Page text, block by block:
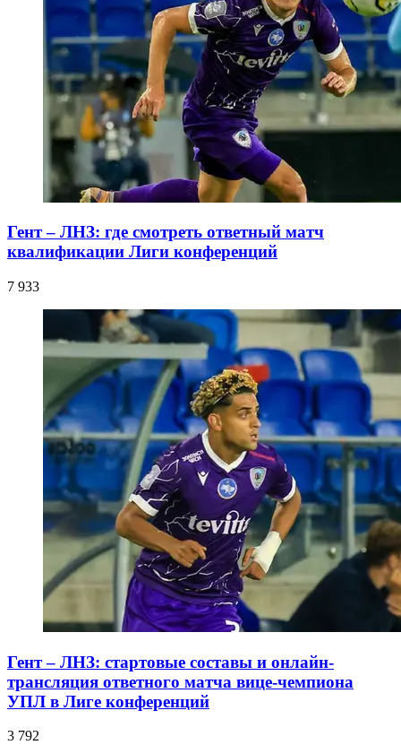
Гент – ЛНЗ: где смотреть ответный матч
квалификации Лиги конференций
7 933
Гент – ЛНЗ: стартовые составы и онлайн-
трансляция ответного матча вице-чемпиона
УПЛ в Лиге конференций
3 792